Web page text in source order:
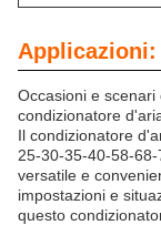
Applicazioni:
Occasioni e
condizionatore
Il condizionatore
25-30-35-40-58-
versatile e
impostazioni e
questo